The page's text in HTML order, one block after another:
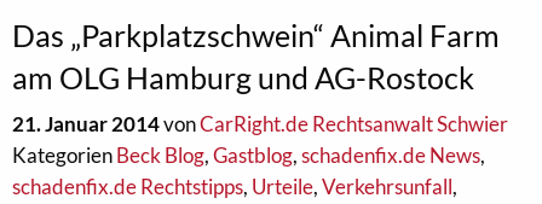
Das „Parkplatzschwein“ Animal Farm
am OLG Hamburg und AG-Rostock
21. Januar 2014vonCarRight.de Rechtsanwalt Schwier
KategorienBeck Blog,Gastblog,schadenfix.de News,
schadenfix.de Rechtstipps, Urteile,Verkehrsunfall,